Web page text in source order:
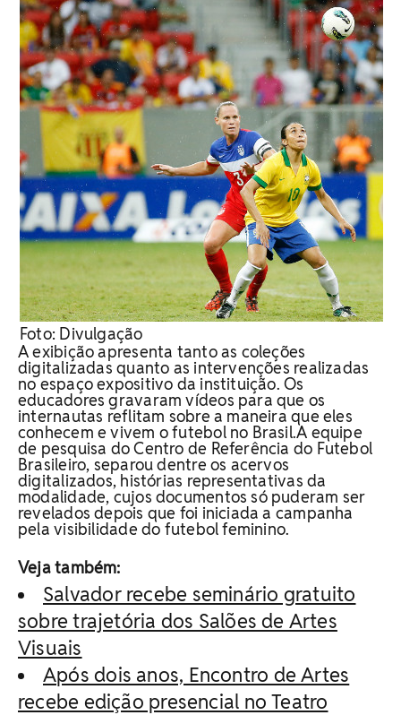
Foto: Divulgação
A exibição apresenta tanto as coleções
digitalizadas quanto as intervenções realizadas
no espaço expositivo da instituição. Os
educadores gravaram vídeos para que os
internautas reflitam sobre a maneira que eles
conhecem e vivem o futebol no Brasil.A equipe
de pesquisa do Centro de Referência do Futebol
Brasileiro, separou dentre os acervos
digitalizados, histórias representativas da
modalidade, cujos documentos só puderam ser
revelados depois que foi iniciada a campanha
pela visibilidade do futebol feminino.
Veja também:
Salvador recebe seminário gratuito
sobre trajetória dos Salões de Artes
Visuais
Após dois anos, Encontro de Artes
recebe edição presencial no Teatro